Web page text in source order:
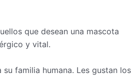
que desean una mascota
y vital.
familia humana. Les gustan los